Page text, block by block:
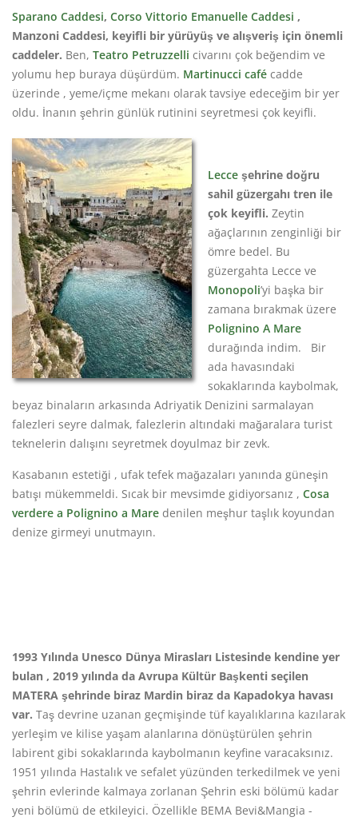
Sparano Caddesi, Corso Vittorio Emanuelle Caddesi ,
Manzoni Caddesi, keyifli bir yürüyüş ve alışveriş için önemli
caddeler. Ben, Teatro Petruzzelli civarını çok beğendim ve
yolumu hep buraya düşürdüm. Martinucci café cadde
üzerinde , yeme/içme mekanı olarak tavsiye edeceğim bir yer
oldu. İnanın şehrin günlük rutinini seyretmesi çok keyifli.
Lecce şehrine doğru
sahil güzergahı tren ile
çok keyifli. Zeytin
ağaçlarının zenginliği bir
ömre bedel. Bu
güzergahta Lecce ve
Monopoli’yi başka bir
zamana bırakmak üzere
Polignino A Mare
durağında indim. Bir
ada havasındaki
sokaklarında kaybolmak,
beyaz binaların arkasında Adriyatik Denizini sarmalayan
falezleri seyre dalmak, falezlerin altındaki mağaralara turist
teknelerin dalışını seyretmek doyulmaz bir zevk.
Kasabanın estetiği , ufak tefek mağazaları yanında güneşin
batışı mükemmeldi. Sıcak bir mevsimde gidiyorsanız , Cosa
verdere a Polignino a Mare denilen meşhur taşlık koyundan
denize girmeyi unutmayın.
1993 Yılında Unesco Dünya Mirasları Listesinde kendine yer
bulan , 2019 yılında da Avrupa Kültür Başkenti seçilen
MATERA şehrinde biraz Mardin biraz da Kapadokya havası
var. Taş devrine uzanan geçmişinde tüf kayalıklarına kazılarak
yerleşim ve kilise yaşam alanlarına dönüştürülen şehrin
labirent gibi sokaklarında kaybolmanın keyfine varacaksınız.
1951 yılında Hastalık ve sefalet yüzünden terkedilmek ve yeni
şehrin evlerinde kalmaya zorlanan Şehrin eski bölümü kadar
yeni bölümü de etkileyici. Özellikle BEMA Bevi&Mangia -